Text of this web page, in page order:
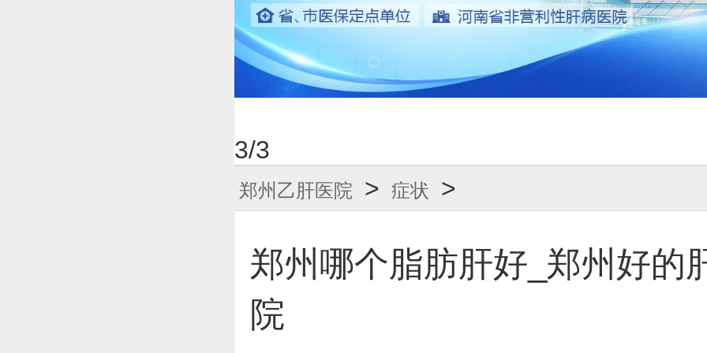
1/3
郑州乙肝医院 > 症状 >
郑州哪个脂肪肝好_郑州好的
院